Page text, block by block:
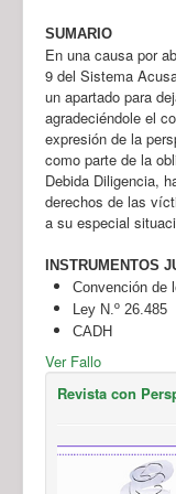
SUMARIO
En una causa por
9 del Sistema
un apartado para
agradeciéndole el
expresión de la
como parte de la
Debida Diligencia,
derechos de las
a su especial
INSTRUMENTOS
Convención de
Ley N.º 26.485
CADH
Ver Fallo
Revista con